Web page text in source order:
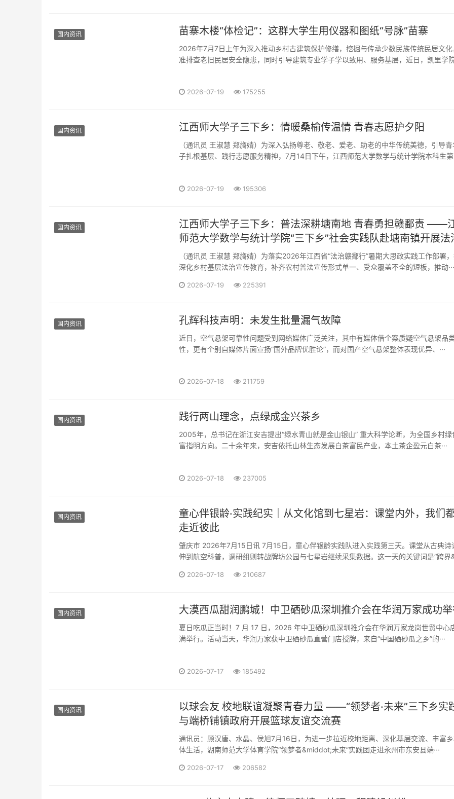
国内资讯 苗寨木楼“体检记”：这群大学生用仪器和图纸“号脉”苗寨
2026年7月7日上午为深入推动乡村古建筑保护修缮，挖掘与传承少数民族传统民居文化
准排查老旧民居安全隐患，同时引导建筑专业学子学以致用、服务基层，近日，凯里学
2026-07-19 175255
国内资讯 江西师大学子三下乡：情暖桑榆传温情 青春志愿护夕阳
（通讯员 王淑慧 郑旖婧）为深入弘扬尊老、敬老、爱老、助老的中华传统美德，引导
子扎根基层、践行志愿服务精神，7月14日下午，江西师范大学数学与统计学院本科生第
2026-07-19 195306
国内资讯
江西师大学子三下乡：普法深耕塘南地 青春勇担赣鄱责 ——
师范大学数学与统计学院“三下乡”社会实践队赴塘南镇开展法
宣传
（通讯员 王淑慧 郑旖婧）为落实2026年江西省“法治赣鄱行”暑期大思政实践工作部署
深化乡村基层法治宣传教育，补齐农村普法宣传形式单一、受众覆盖不全的短板，推动···
2026-07-19 225391
国内资讯 孔辉科技声明：未发生批量漏气故障
近日，空气悬架可靠性问题受到网络媒体广泛关注，其中有媒体借个案质疑空气悬架品
性，更有个别自媒体片面宣扬“国外品牌优胜论”，而对国产空气悬架整体表现优异、···
2026-07-18 211759
国内资讯 践行两山理念，点绿成金兴茶乡
2005年，总书记在浙江安吉提出“绿水青山就是金山银山” 重大科学论断，为全国乡村绿
富指明方向。二十余年来，安吉依托山林生态发展白茶富民产业，本土茶企盈元白茶···
2026-07-18 237005
国内资讯
童心伴银龄·实践纪实｜从文化馆到七星岩：课堂内外，我们
走近彼此
肇庆市 2026年7月15日讯 7月15日，童心伴银龄实践队进入实践第三天。课堂从古典诗
伸到航空科普，调研组则转战牌坊公园与七星岩继续采集数据。这一天的关键词是“跨界
2026-07-18 210687
国内资讯 大漠西瓜甜润鹏城！中卫硒砂瓜深圳推介会在华润万家成功
夏日吃瓜正当时！7 月 17 日，2026 年中卫硒砂瓜深圳推介会在华润万家龙岗世贸中心
满举行。活动当天，华润万家获中卫硒砂瓜直营门店授牌，来自“中国硒砂瓜之乡”的···
2026-07-17 185492
国内资讯
以球会友 校地联谊凝聚青春力量 ——“领梦者·未来”三下乡实践团
与端桥铺镇政府开展篮球友谊交流赛
通讯员：顾汉唐、水晶、侯旭7月16日，为进一步拉近校地距离、深化基层交流、丰富
体生活，湖南师范大学体育学院“领梦者&middot;未来”实践团走进永州市东安县端···
2026-07-17 206582